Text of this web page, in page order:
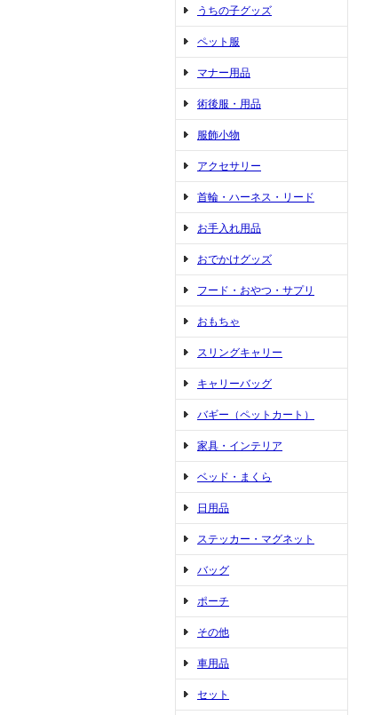
うちの子グッズ
ペット服
マナー用品
術後服・用品
服飾小物
アクセサリー
首輪・ハーネス・リード
お手入れ用品
おでかけグッズ
フード・おやつ・サプリ
おもちゃ
スリングキャリー
キャリーバッグ
バギー（ペットカート）
家具・インテリア
ベッド・まくら
日用品
ステッカー・マグネット
バッグ
ポーチ
その他
車用品
セット